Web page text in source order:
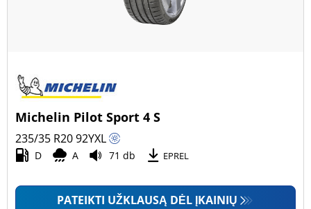
Michelin Pilot Sport 4 S
235/35 R2092YXL
D A 71 db EPREL
PATEIKTI UŽKLAUSĄ DĖL ĮKAINIŲ